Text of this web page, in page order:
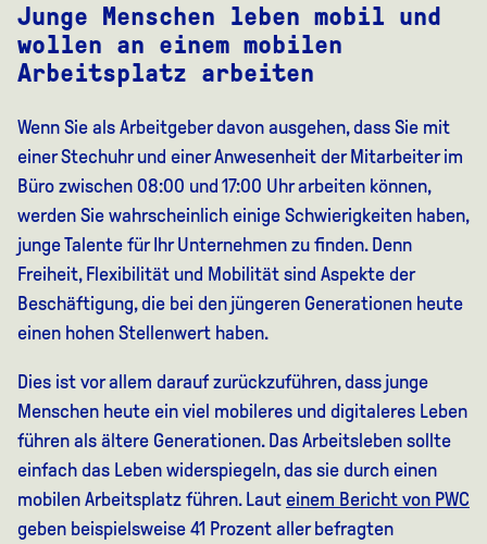
Junge Menschen leben mobil und
wollen an einem mobilen
Arbeitsplatz arbeiten
Wenn Sie als Arbeitgeber davon ausgehen, dass Sie mit
einer Stechuhr und einer Anwesenheit der Mitarbeiter im
Büro zwischen 08:00 und 17:00 Uhr arbeiten können,
werden Sie wahrscheinlich einige Schwierigkeiten haben,
junge Talente für Ihr Unternehmen zu finden. Denn
Freiheit, Flexibilität und Mobilität sind Aspekte der
Beschäftigung, die bei den jüngeren Generationen heute
einen hohen Stellenwert haben.
Dies ist vor allem darauf zurückzuführen, dass junge
Menschen heute ein viel mobileres und digitaleres Leben
führen als ältere Generationen. Das Arbeitsleben sollte
einfach das Leben widerspiegeln, das sie durch einen
mobilen Arbeitsplatz führen. Laut einem Bericht von PWC
geben beispielsweise 41 Prozent aller befragten